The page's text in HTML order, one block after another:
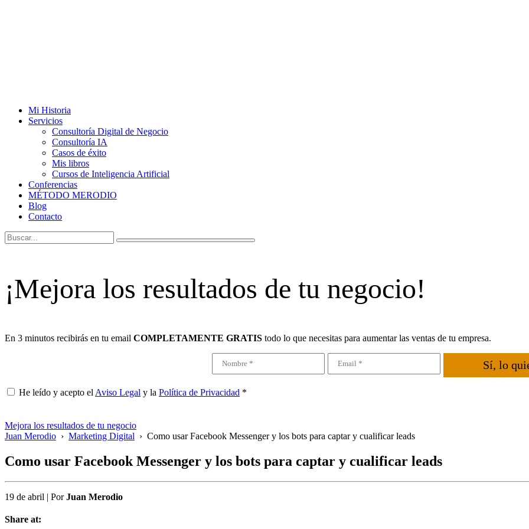
Mi Historia
Servicios
Consultoría Digital de Negocio
Consultoría IA
Casos de éxito
Mis libros
Cursos de Inteligencia Artificial
Conferencias
MÉTODO MERODIO
Blog
Contacto
¡Mejora los resultados de tu negocio!
En 3 minutos recibirás en tu email COMPLETAMENTE GRATIS todo lo que necesitas para aumentar las ventas de tu empresa.
Sí, lo
He leído y acepto el Aviso Legal y la Política de Privacidad *
Mejora los resultados de tu negocio
Juan Merodio › Marketing Digital › Como usar Facebook Messenger y los bots para captar y cualificar leads
Como usar Facebook Messenger y los bots para captar y cualificar leads
19 de abril | PorJuan Merodio
Share at: